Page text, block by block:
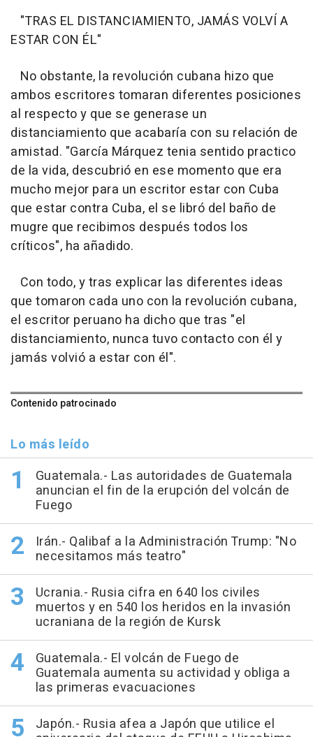
"TRAS EL DISTANCIAMIENTO, JAMÁS VOLVÍ A
ESTAR CON ÉL"
No obstante, la revolución cubana hizo que
ambos escritores tomaran diferentes posiciones
al respecto y que se generase un
distanciamiento que acabaría con su relación de
amistad. "García Márquez tenia sentido practico
de la vida, descubrió en ese momento que era
mucho mejor para un escritor estar con Cuba
que estar contra Cuba, el se libró del baño de
mugre que recibimos después todos los
críticos", ha añadido.
Con todo, y tras explicar las diferentes ideas
que tomaron cada uno con la revolución cubana,
el escritor peruano ha dicho que tras "el
distanciamiento, nunca tuvo contacto con él y
jamás volvió a estar con él".
Contenido patrocinado
Lo más leído
Guatemala.- Las autoridades de Guatemala
anuncian el fin de la erupción del volcán de
Fuego
Irán.- Qalibaf a la Administración Trump: "No
necesitamos más teatro"
Ucrania.- Rusia cifra en 640 los civiles
muertos y en 540 los heridos en la invasión
ucraniana de la región de Kursk
Guatemala.- El volcán de Fuego de
Guatemala aumenta su actividad y obliga a
las primeras evacuaciones
Japón.- Rusia afea a Japón que utilice el